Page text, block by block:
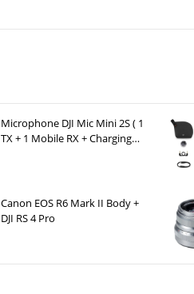
Microphone DJI Mic Mini 2S ( 1
TX + 1 Mobile RX + Charging
Canon EOS R6 Mark II Body +
DJI RS 4 Pro